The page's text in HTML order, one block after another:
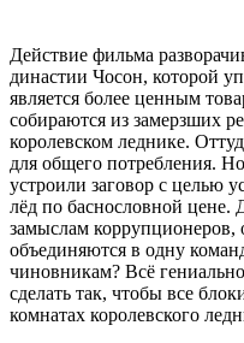
Действие фильма
династии Чосон, которой
является более ценным
собираются из замерзших
королевском леднике.
для общего потребления.
устроили заговор с целью
лёд по баснословной цене.
замыслам коррупционеров,
объединяются в одну
чиновникам? Всё
сделать так, чтобы все
комнатах королевского